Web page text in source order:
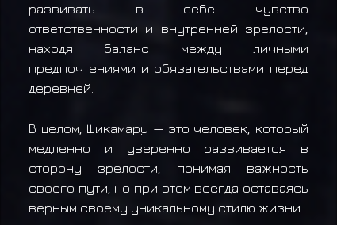
развивать в себе чувство
ответственности и внутренней зрелости,
находя баланс между личными
предпочтениями и обязательствами перед
деревней.
В целом, Шикамару — это человек, который
медленно и уверенно развивается в
сторону зрелости, понимая важность
своего пути, но при этом всегда оставаясь
верным своему уникальному стилю жизни.